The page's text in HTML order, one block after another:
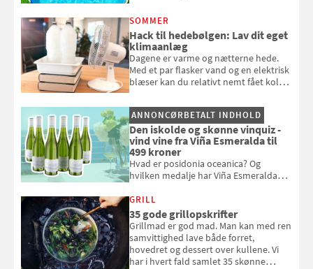
opmærksom, når du smider
badebassinet eller et badedyr ud
SOMMER
Hack til hedebølgen: Lav dit eget
klimaanlæg
Dagene er varme og nætterne hede.
Med et par flasker vand og en elektrisk
blæser kan du relativt nemt fået koldt
og se, hvordan du gør
ANNONCØRBETALT INDHOLD
Den iskolde og skønne vinquiz -
vind vine fra Viña Esmeralda til
499 kroner
Hvad er posidonia oceanica? Og
hvilken medalje har Viña Esmeralda
med i Samvirkes skønne vinquiz, hvor
du kan vinde 6 flasker vin fra Viña
Esmeralda. Konkurrencen slutter 1.
september 2026.
GRILL
35 gode grillopskrifter
Grillmad er god mad. Man kan med ren
samvittighed lave både forret,
hovedret og dessert over kullene. Vi
har i hvert fald samlet 35 skønne